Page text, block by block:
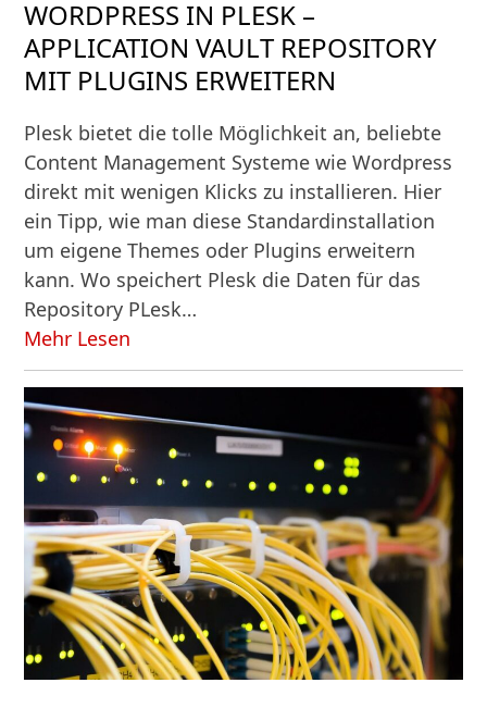
WORDPRESS IN PLESK –
APPLICATION VAULT REPOSITORY
MIT PLUGINS ERWEITERN
Plesk bietet die tolle Möglichkeit an, beliebte
Content Management Systeme wie Wordpress
direkt mit wenigen Klicks zu installieren. Hier
ein Tipp, wie man diese Standardinstallation
um eigene Themes oder Plugins erweitern
kann. Wo speichert Plesk die Daten für das
Repository PLesk…
Mehr Lesen